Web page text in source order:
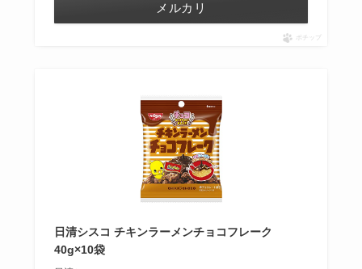
メルカリ
ポチップ
日清シスコ チキンラーメンチョコフレーク
40g×10袋